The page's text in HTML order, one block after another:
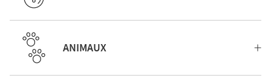
ANIMAUX